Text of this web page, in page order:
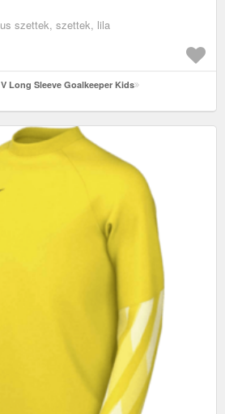
szettek, szettek, lila
Long Sleeve Goalkeeper Kids